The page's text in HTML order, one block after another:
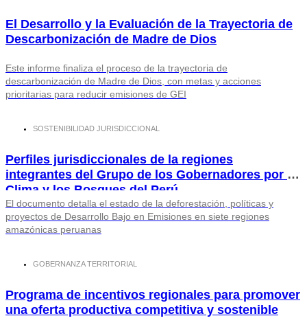
El Desarrollo y la Evaluación de la Trayectoria de
Descarbonización de Madre de Dios
Este informe finaliza el proceso de la trayectoria de
descarbonización de Madre de Dios, con metas y acciones
prioritarias para reducir emisiones de GEI
SOSTENIBILIDAD JURISDICCIONAL
Perfiles jurisdiccionales de la regiones
integrantes del Grupo de los Gobernadores por el
Clima y los Bosques del Perú
El documento detalla el estado de la deforestación, políticas y
proyectos de Desarrollo Bajo en Emisiones en siete regiones
amazónicas peruanas
GOBERNANZA TERRITORIAL
Programa de incentivos regionales para promover
una oferta productiva competitiva y sostenible